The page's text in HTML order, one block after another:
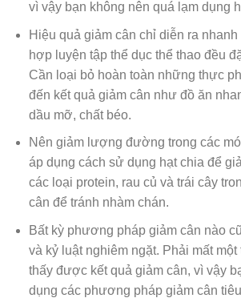
vì vậy bạn không nên quá lạm dụng
Hiệu quả giảm cân chỉ diễn ra
hợp luyện tập thể dục thể thao đều
Cần loại bỏ hoàn toàn những thực
đến kết quả giảm cân như đồ ăn
dầu mỡ, chất béo.
Nên giảm lượng đường trong các
áp dụng cách sử dụng hạt chia để
các loại protein, rau củ và trái cây
cân để tránh nhàm chán.
Bất kỳ phương pháp giảm cân nào
và kỷ luật nghiêm ngặt. Phải mất
thấy được kết quả giảm cân, vì vậy
dụng các phương pháp giảm cân